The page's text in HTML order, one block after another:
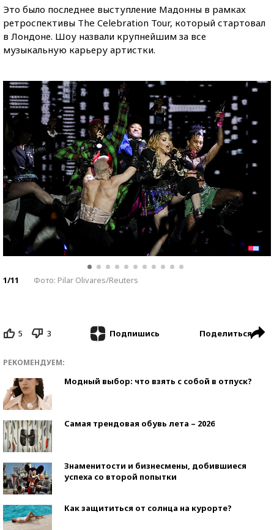
Это было последнее выступление Мадонны в рамках
ретроспективы The Celebration Tour, который стартовал
в Лондоне. Шоу назвали крупнейшим за все
музыкальную карьеру артистки.
1/11 Фото: Pilar Olivares/Reuters
5 3 Подпишись Поделиться
РЕКОМЕНДУЕМ:
Модный выбор: что взять с собой в отпуск?
Самая трендовая обувь лета – 2026
Знаменитости и бизнесмены, добившиеся
успеха со второй попытки
Как защититься от солнца на курорте?